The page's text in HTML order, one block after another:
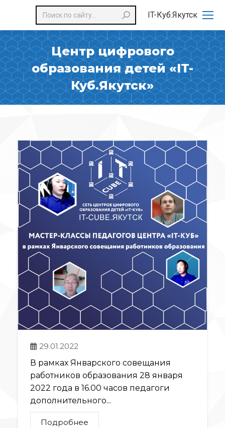
IT-Куб.Якутск
Поиск:
Центр цифрового
образования детей «IT-
Куб.Якутск»
29.01.2022
В рамках Январского совещания
работников образования 28 января
2022 года в 16.00 часов педагоги
дополнительного...
Подробнее